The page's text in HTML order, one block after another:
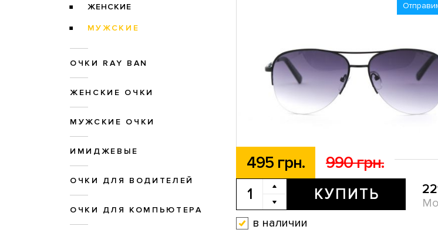
ЖЕНСКИЕ
МУЖСКИЕ
ОЧКИ RAY BAN
ЖЕНСКИЕ ОЧКИ
МУЖСКИЕ ОЧКИ
ИМИДЖЕВЫЕ
ОЧКИ ДЛЯ ВОДИТЕЛЕЙ
ОЧКИ ДЛЯ КОМПЬЮТЕРА
495 грн. 990 грн.
КУПИТЬ
в наличии